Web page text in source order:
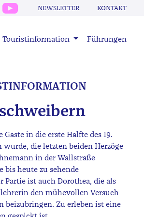
NEWSLETTER KONTAKT
Touristinformation Führungen
in die erste Hälfte des 19.
die letzten beiden Herzöge
in der Wallstraße
bis heute zu sehende
ist auch Dorothea, die als
den mühevollen Versuch
beizubringen. Zu erleben ist eine